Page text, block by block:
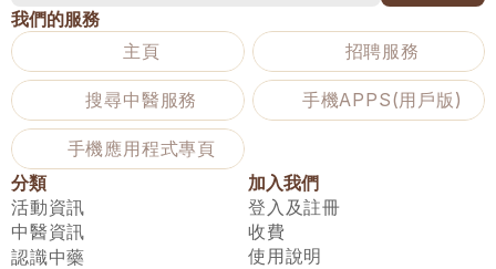
我們的服務
主頁
招聘服務
搜尋中醫服務 手機APPS(用戶版)
手機應用程式專頁
分類
活動資訊
中醫資訊
認識中藥
加入我們
登入及註冊
收費
使用說明